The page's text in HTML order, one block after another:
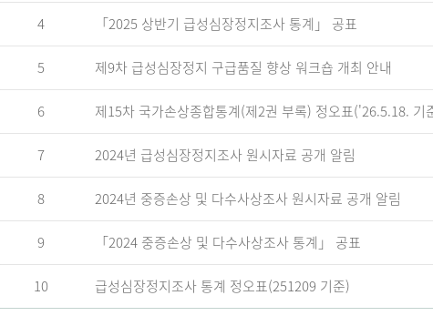
4 「2025 상반기 급성심장정지조사 통계」 공표
5 제9차 급성심장정지 구급품질 향상 워크숍 개최 안내
6 제15차 국가손상종합통계(제2권 부록) 정오표('26.5.18. 기
7 2024년 급성심장정지조사 원시자료 공개 알림
8 2024년 중증손상 및 다수사상조사 원시자료 공개 알림
9 「2024 중증손상 및 다수사상조사 통계」 공표
10 급성심장정지조사 통계 정오표(251209 기준)